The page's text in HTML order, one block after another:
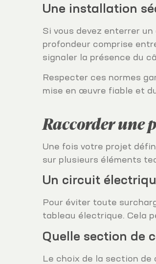
Une installation
Si vous devez enterrer
profondeur comprise
signaler la présence du
Respecter ces normes
mise en œuvre fiable et
Raccorder une
Une fois votre projet
sur plusieurs éléments
Un circuit
Pour éviter toute
tableau électrique. Cela
Quelle section de
Le choix de la section de